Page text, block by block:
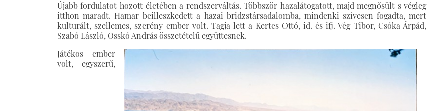
Újabb fordulatot hozott életében a rendszerváltás. Többször hazalátogatott, majd megnősült s végleg
itthon maradt. Hamar beilleszkedett a hazai bridzstársadalomba, mindenki szívesen fogadta, mert
kulturált, szellemes, szerény ember volt. Tagja lett a Kertes Ottó, id. és ifj. Vég Tibor, Csóka Árpád,
Szabó László, Osskó András összetételű együttesnek.
Játékos ember
volt, egyszerű,